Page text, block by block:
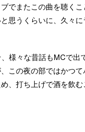
でまたこの曲を聴く
思うくらいに、久々
様々な昔話もMCで出
この夜の部ではかつ
、打ち上げで酒を飲